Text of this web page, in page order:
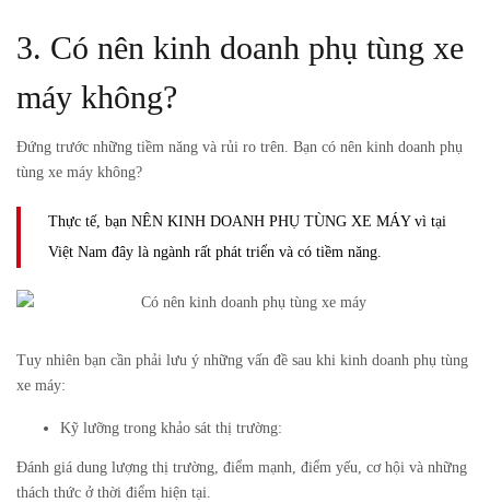
3. Có nên kinh doanh phụ tùng xe
máy không?
Đứng trước những tiềm năng và rủi ro trên. Bạn có nên kinh doanh phụ
tùng xe máy không?
Thực tế, bạn NÊN KINH DOANH PHỤ TÙNG XE MÁY vì tại
Việt Nam đây là ngành rất phát triển và có tiềm năng.
Tuy nhiên bạn cần phải lưu ý những vấn đề sau khi kinh doanh phụ tùng
xe máy:
Kỹ lưỡng trong khảo sát thị trường:
Đánh giá dung lượng thị trường, điểm mạnh, điểm yếu, cơ hội và những
thách thức ở thời điểm hiện tại.